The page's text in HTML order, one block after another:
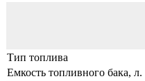
Тип топлива
Емкость топливного бака, л.